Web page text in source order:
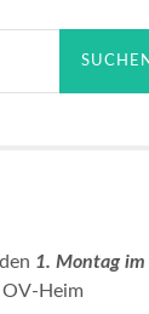
1. Montag im
OV-Heim